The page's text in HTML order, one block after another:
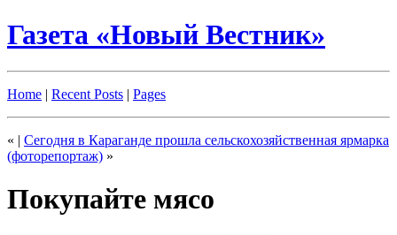
Газета «Новый Вестник»
Home | Recent Posts | Pages
« | Сегодня в Караганде прошла сельскохозяйственная ярмарка
(фоторепортаж) »
Покупайте мясо